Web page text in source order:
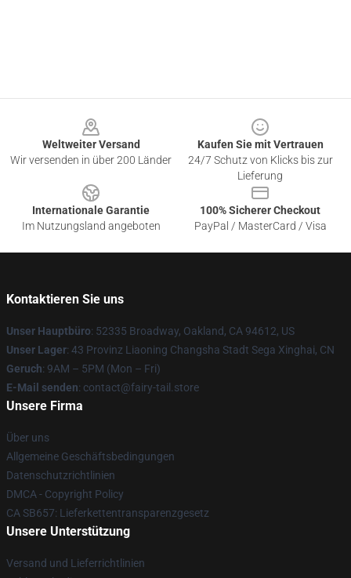
Weltweiter Versand
Wir versenden in über 200 Länder
Kaufen Sie mit Vertrauen
24/7 Schutz von Klicks bis zur
Lieferung
Internationale Garantie
Im Nutzungsland angeboten
100% Sicherer Checkout
PayPal / MasterCard / Visa
Kontaktieren Sie uns
Unser Hauptbüro: 52335 Broadway, Oakland, CA 94612, US
Unser Lager: 43 Provinz Liaoning Changsha Stadt Sega Xinghai, CN
Geruch: 9AM – 5PM (Mon – Fri)
E-Mail senden: contact@fairy-tail.store
Unsere Firma
Über uns
Allgemeine Geschäftsbedingungen
Datenschutzrichtlinien
DMCA - Copyright Policy
CA SB657: Lieferkettentransparenzgesetz
Unsere Unterstützung
Versand und Lieferrichtlinien